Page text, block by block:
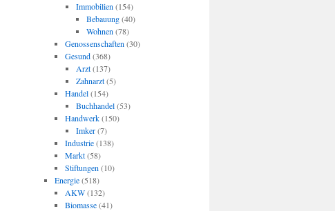
Immobilien (154)
Bebauung(40)
Wohnen (78)
Genossenschaften (30)
Gesund(368)
Arzt(137)
Zahnarzt(5)
Handel(154)
Buchhandel(53)
Handwerk(150)
Imker(7)
Industrie(138)
Markt(58)
Stiftungen (10)
Energie(518)
AKW(132)
Biomasse(41)